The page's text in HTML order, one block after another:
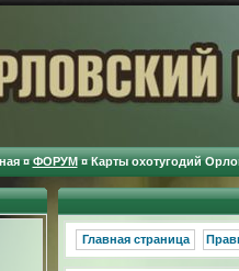
¤ ФОРУМ ¤ Карты охотугодий
Главная страница